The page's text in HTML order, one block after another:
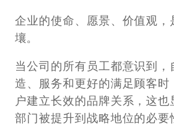
企业的使命、愿景、价值观，
壤。
当公司的所有员工都意识到，
造、服务和更好的满足顾客时
户建立长效的品牌关系，这也
部门被提升到战略地位的必要